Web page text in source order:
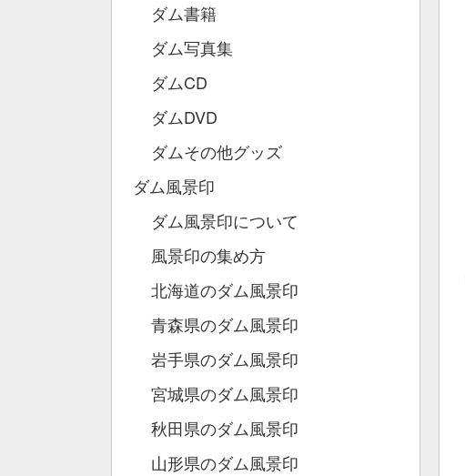
ダム書籍
ダム写真集
ダムCD
ダムDVD
ダムその他グッズ
ダム風景印
ダム風景印について
風景印の集め方
北海道のダム風景印
青森県のダム風景印
岩手県のダム風景印
宮城県のダム風景印
秋田県のダム風景印
山形県のダム風景印